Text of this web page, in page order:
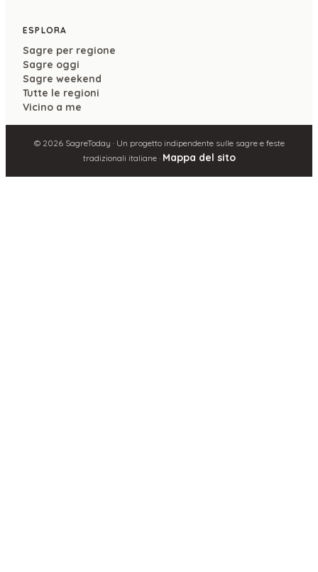
ESPLORA
Sagre per regione
Sagre oggi
Sagre weekend
Tutte le regioni
Vicino a me
© 2026SagreToday · Un progetto indipendente sulle sagre e feste
tradizionali italiane · Mappa del sito